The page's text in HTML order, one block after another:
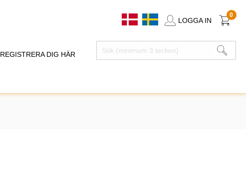
LOGGA IN
0
REGISTRERA DIG HÄR